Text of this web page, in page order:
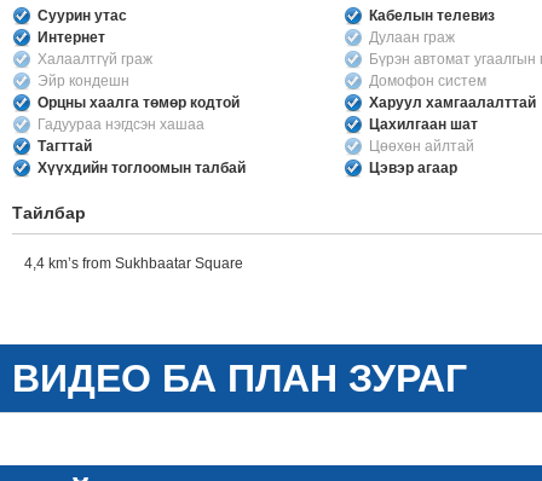
Суурин утас
Кабелын телевиз
Интернет
Дулаан граж
Халаалтгүй граж
Бүрэн автомат
Эйр кондешн
Домофон систем
Орцны хаалга төмөр кодтой
Харуул хамгаалалттай
Гадуураа нэгдсэн хашаа
Цахилгаан шат
Тагттай
Цөөхөн айлтай
Хүүхдийн тоглоомын талбай
Цэвэр агаар
Тайлбар
4,4 km’s from Sukhbaatar Square
ВИДЕО БА ПЛАН ЗУРАГ